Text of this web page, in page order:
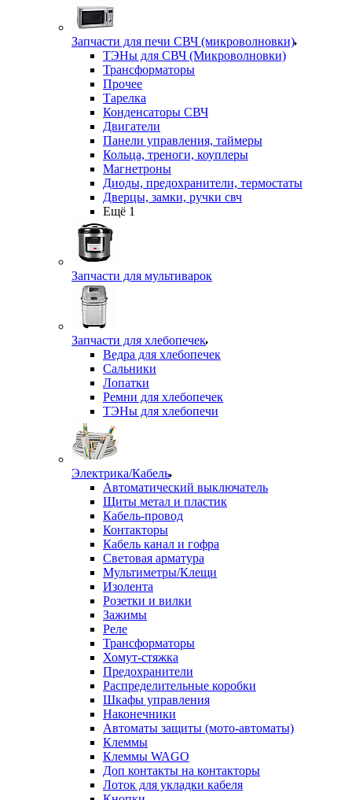
Запчасти для печи СВЧ (микроволновки)
ТЭНы для СВЧ (Микроволновки)
Трансформаторы
Прочее
Тарелка
Конденсаторы СВЧ
Двигатели
Панели управления, таймеры
Кольца, треноги, коуплеры
Магнетроны
Диоды, предохранители, термостаты
Дверцы, замки, ручки свч
Ещё 1
Запчасти для мультиварок
Запчасти для хлебопечек
Ведра для хлебопечек
Сальники
Лопатки
Ремни для хлебопечек
ТЭНы для хлебопечи
Электрика/Кабель
Автоматический выключатель
Щиты метал и пластик
Кабель-провод
Контакторы
Кабель канал и гофра
Световая арматура
Мультиметры/Клещи
Изолента
Розетки и вилки
Зажимы
Реле
Трансформаторы
Хомут-стяжка
Предохранители
Распределительные коробки
Шкафы управления
Наконечники
Автоматы защиты (мото-автоматы)
Клеммы
Клеммы WAGO
Доп контакты на контакторы
Лоток для укладки кабеля